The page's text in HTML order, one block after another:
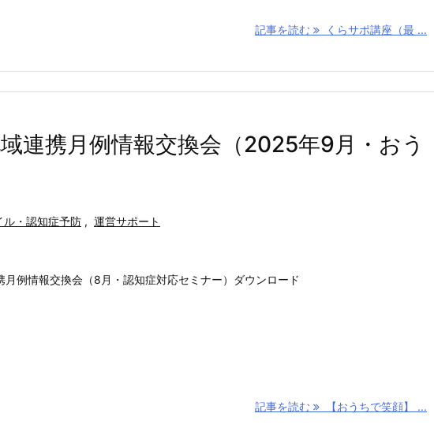
記事を読む くらサポ講座（最 ...
連携月例情報交換会（2025年9月・おう
ル・認知症予防 , 運営サポート
月例情報交換会（8月・認知症対応セミナー）ダウンロード
記事を読む 【おうちで笑顔】 ...